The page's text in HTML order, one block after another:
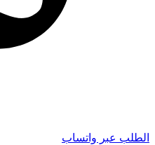
الطلب عبر واتساب